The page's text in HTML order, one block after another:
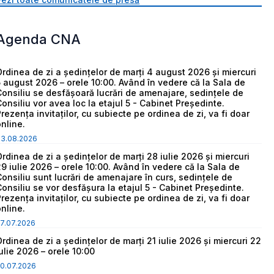
CNA
de zi a ședințelor de marți 4 august 2026 și miercuri
august 2026 – orele 10:00. Având în vedere că la Sala de
se desfășoară lucrări de amenajare, sedințele de
vor avea loc la etajul 5 - Cabinet Președinte.
invitaților, cu subiecte pe ordinea de zi, va fi doar
de zi a ședințelor de marți 28 iulie 2026 și miercuri
iulie 2026 – orele 10:00. Având în vedere că la Sala de
sunt lucrări de amenajare în curs, sedințele de
se vor desfășura la etajul 5 - Cabinet Președinte.
invitaților, cu subiecte pe ordinea de zi, va fi doar
de zi a ședințelor de marți 21 iulie 2026 și miercuri 22
2026 – orele 10:00